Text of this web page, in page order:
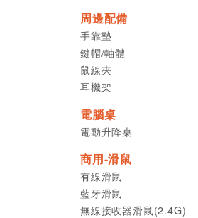
周邊配備
手靠墊
鍵帽/軸體
鼠線夾
耳機架
電腦桌
電動升降桌
商用-滑鼠
有線滑鼠
藍牙滑鼠
無線接收器滑鼠(2.4G)